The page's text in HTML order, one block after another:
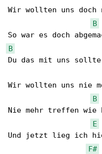
Wir wollten uns doch
B
B
Du das mit uns
Wir wollten uns nie
B
Nie mehr treffen wie
E
Und jetzt lieg ich
F#